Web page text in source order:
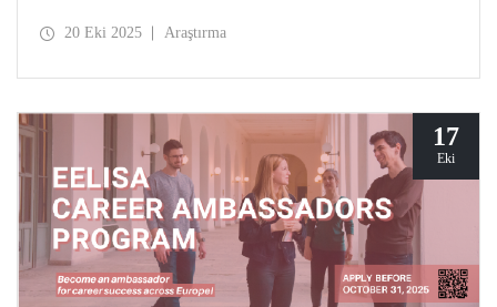
İyi Bildiri Ödülü'ne layık görüldü.
20 Eki 2025 Araştırma
17
Eki